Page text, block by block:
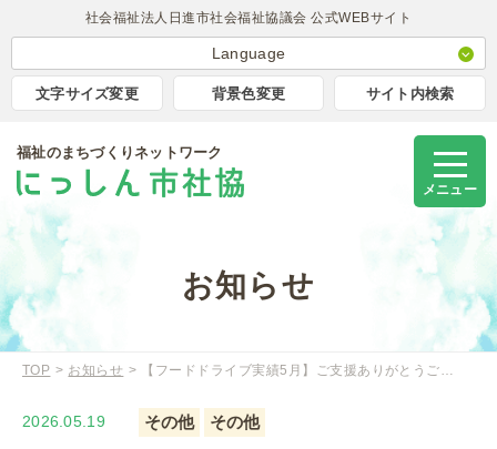
社会福祉法人日進市社会福祉協議会 公式WEBサイト
Language
日本語
簡体中文
Korea
文字サイズ変更 背景色変更 サイト内検索
福祉のまちづくりネットワーク
メニュー
お知らせ
TOP お知らせ 【フードドライブ実績5月】ご支援ありがとうご…
2026.05.19 その他 その他